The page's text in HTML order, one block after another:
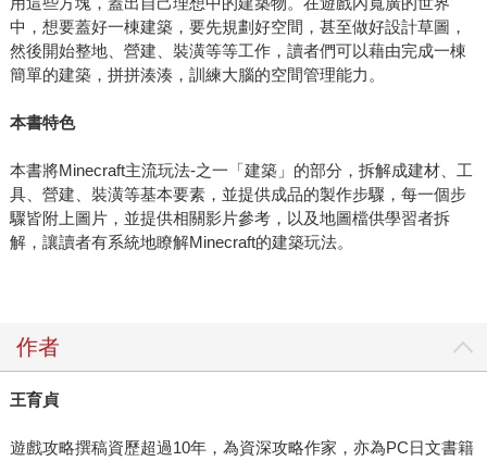
中，想要蓋好一棟建築，要先規劃好空間，甚至做好設計草圖，
然後開始整地、營建、裝潢等等工作，讀者們可以藉由完成一棟
簡單的建築，拼拼湊湊，訓練大腦的空間管理能力。
本書特色
本書將Minecraft主流玩法-之一「建築」的部分，拆解成建材、工
具、營建、裝潢等基本要素，並提供成品的製作步驟，每一個步
驟皆附上圖片，並提供相關影片參考，以及地圖檔供學習者拆
解，讓讀者有系統地瞭解Minecraft的建築玩法。
作者
王育貞
遊戲攻略撰稿資歷超過10年，為資深攻略作家，亦為PC日文書籍